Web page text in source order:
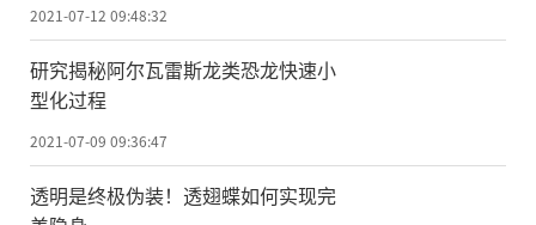
2021-07-12 09:48:32
研究揭秘阿尔瓦雷斯龙类恐龙快速小
型化过程
2021-07-09 09:36:47
透明是终极伪装！透翅蝶如何实现完